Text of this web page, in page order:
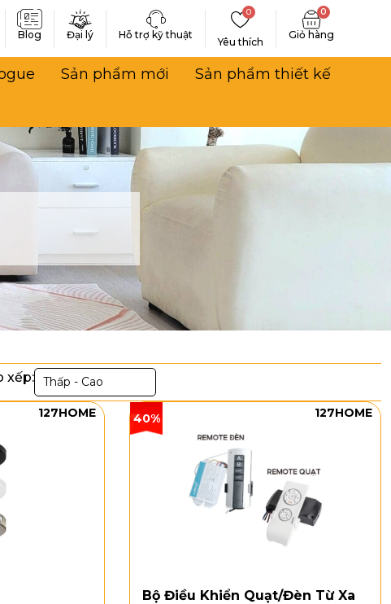
Blog Đại lý Hỗ trợ kỹ thuật
Yêu thích
0 0
Sản phẩm mới
Sản phẩm thiết kế
xếp: Thấp - Cao
127HOME 40% 127HOME
Bộ Điều Khiển Quạt/Đèn Từ Xa